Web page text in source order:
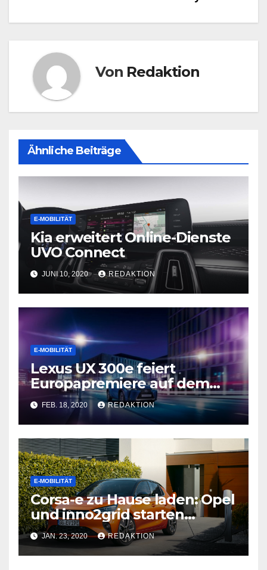
Von Redaktion
Ähnliche Beiträge
E-MOBILITÄT
Kia erweitert Online-Dienste
UVO Connect
JUNI 10, 2020 REDAKTION
E-MOBILITÄT
Lexus UX 300e feiert
Europapremiere auf dem
Genfer Automobilsalon 2020
FEB. 18, 2020 REDAKTION
E-MOBILITÄT
Corsa-e zu Hause laden: Opel
und inno2grid starten
Kooperation
JAN. 23, 2020 REDAKTION